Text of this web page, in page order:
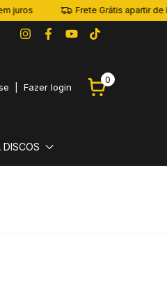
Frete Grátis apartir de R$ 399
Fazer login
0
DISCOS